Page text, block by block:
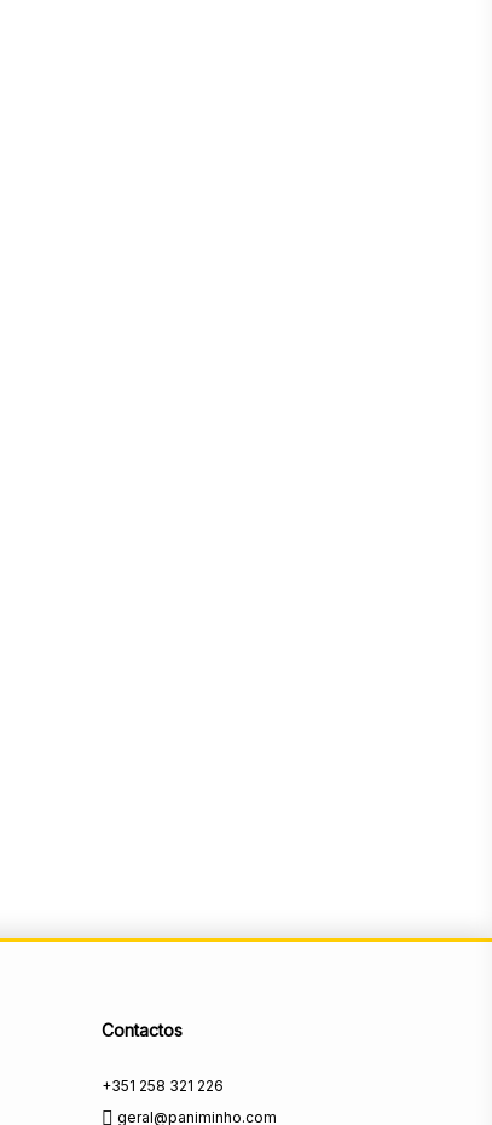
Contactos
+351 258 321 226
geral@paniminho.com